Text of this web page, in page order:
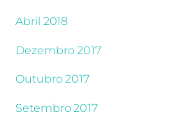
Abril 2018
Dezembro 2017
Outubro 2017
Setembro 2017